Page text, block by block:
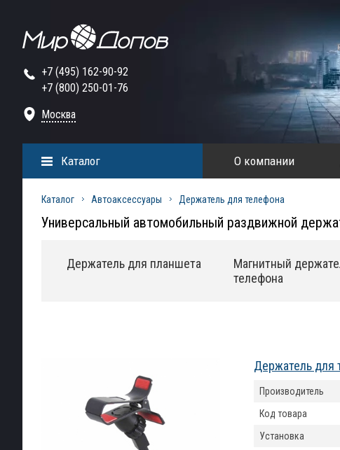
+7 (495) 162-90-92
+7 (800) 250-01-76
Москва
О компании
Каталог
Каталог Автоаксессуары Держатель для телефона
Универсальный автомобильный раздвижной
Держатель для планшета
Магнитный
телефона
Держатель для
Производитель
Код товара
Установка